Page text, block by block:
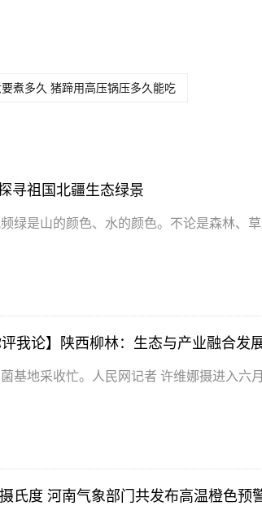
煮多久 猪蹄用高压锅压多久能吃
寻祖国北疆生态绿景
绿是山的颜色、水的颜色。不论是森林、
评我论】陕西柳林：生态与产业融合发
基地采收忙。人民网记者 许维娜摄进入六
氏度 河南气象部门共发布高温橙色预